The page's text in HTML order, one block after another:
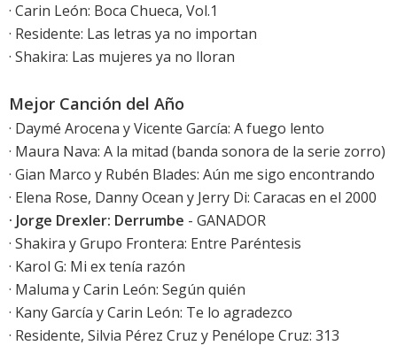
· Carin León: Boca Chueca, Vol.1
· Residente: Las letras ya no importan
· Shakira: Las mujeres ya no lloran
Mejor Canción del Año
· Daymé Arocena y Vicente García: A fuego lento
· Maura Nava: A la mitad (banda sonora de la serie zorro)
· Gian Marco y Rubén Blades: Aún me sigo encontrando
· Elena Rose, Danny Ocean y Jerry Di: Caracas en el 2000
· Jorge Drexler: Derrumbe - GANADOR
· Shakira y Grupo Frontera: Entre Paréntesis
· Karol G: Mi ex tenía razón
· Maluma y Carin León: Según quién
· Kany García y Carin León: Te lo agradezco
· Residente, Silvia Pérez Cruz y Penélope Cruz: 313